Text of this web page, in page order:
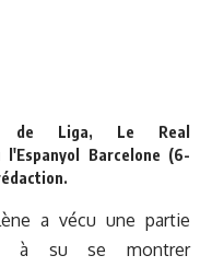
de Liga, Le Real
Barcelone (6-
a vécu une partie
à su se montrer